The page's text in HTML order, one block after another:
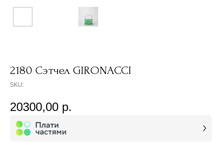
2180 Сэтчел GIRONACCI
SKU:
20300,00 р.